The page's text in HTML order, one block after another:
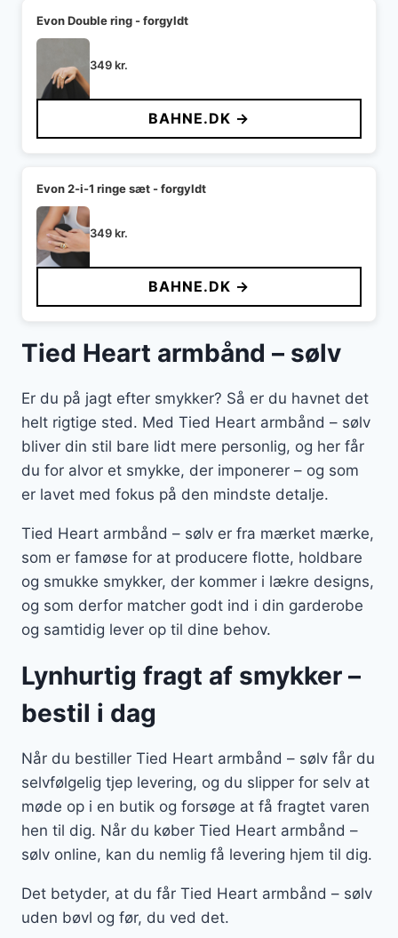
Evon Double ring - forgyldt
349kr.
BAHNE.DK →
Evon 2-i-1 ringe sæt - forgyldt
349kr.
BAHNE.DK →
Tied Heart armbånd – sølv
Er du på jagt efter smykker? Så er du havnet det
helt rigtige sted. Med Tied Heart armbånd – sølv
bliver din stil bare lidt mere personlig, og her får
du for alvor et smykke, der imponerer – og som
er lavet med fokus på den mindste detalje.
Tied Heart armbånd – sølv er fra mærket mærke,
som er famøse for at producere flotte, holdbare
og smukke smykker, der kommer i lækre designs,
og som derfor matcher godt ind i din garderobe
og samtidig lever op til dine behov.
Lynhurtig fragt af smykker –
bestil i dag
Når du bestiller Tied Heart armbånd – sølv får du
selvfølgelig tjep levering, og du slipper for selv at
møde op i en butik og forsøge at få fragtet varen
hen til dig. Når du køber Tied Heart armbånd –
sølv online, kan du nemlig få levering hjem til dig.
Det betyder, at du får Tied Heart armbånd – sølv
uden bøvl og før, du ved det.